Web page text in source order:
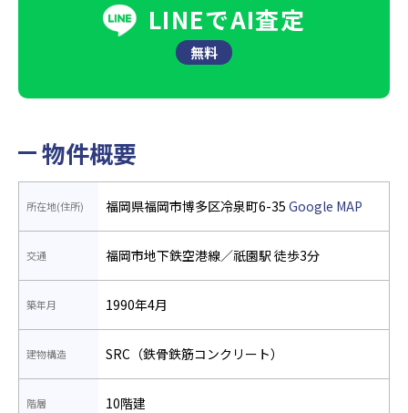
LINEでAI査定
無料
物件概要
所在地(住所) 福岡県福岡市博多区冷泉町6-35 Google MAP
交通 福岡市地下鉄空港線／祇園駅 徒歩3分
築年月 1990年4月
建物構造 SRC（鉄骨鉄筋コンクリート）
階層 10階建